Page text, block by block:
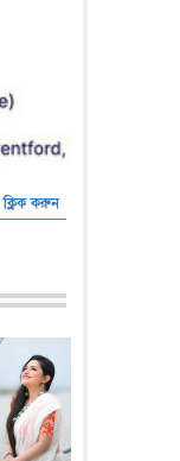
ক্লিক করুন